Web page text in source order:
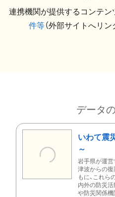
連携機関が提供するコンテン
件等（外部サイトへリン
データ
いわて震
～
岩手県が運営
津波からの復
もに、これら
内外の防災活
や防災関係機